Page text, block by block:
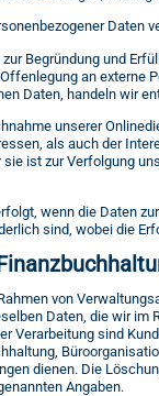
Daten
Begründung und
an externe
Daten, handeln wir
unserer
als auch der
ist zur Verfolgung
wenn die Daten
sind, wobei die
von
Daten, die wir im
Verarbeitung sind
dienen. Die
Angaben.